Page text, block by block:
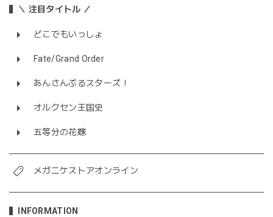
＼ 注目タイトル ／
どこでもいっしょ
Fate/Grand Order
あんさんぶるスターズ！
オルクセン王国史
五等分の花嫁
メガニケストアオンライン
INFORMATION